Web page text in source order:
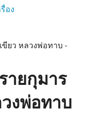
อง
ายกุมาร
งพ่อทาบ